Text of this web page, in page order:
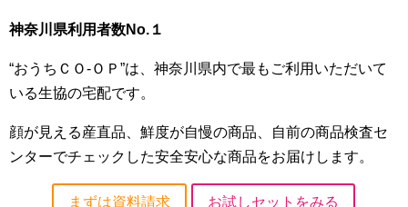
神奈川県利用者数No.１
“おうちＣＯ-ＯＰ”は、神奈川県内で最もご利用いただいて
いる生協の宅配です。
顔が見える産直品、鮮度が自慢の商品、自前の商品検査セ
ンターでチェックした安全安心な商品をお届けします。
まずは資料請求 お試しセットをみる